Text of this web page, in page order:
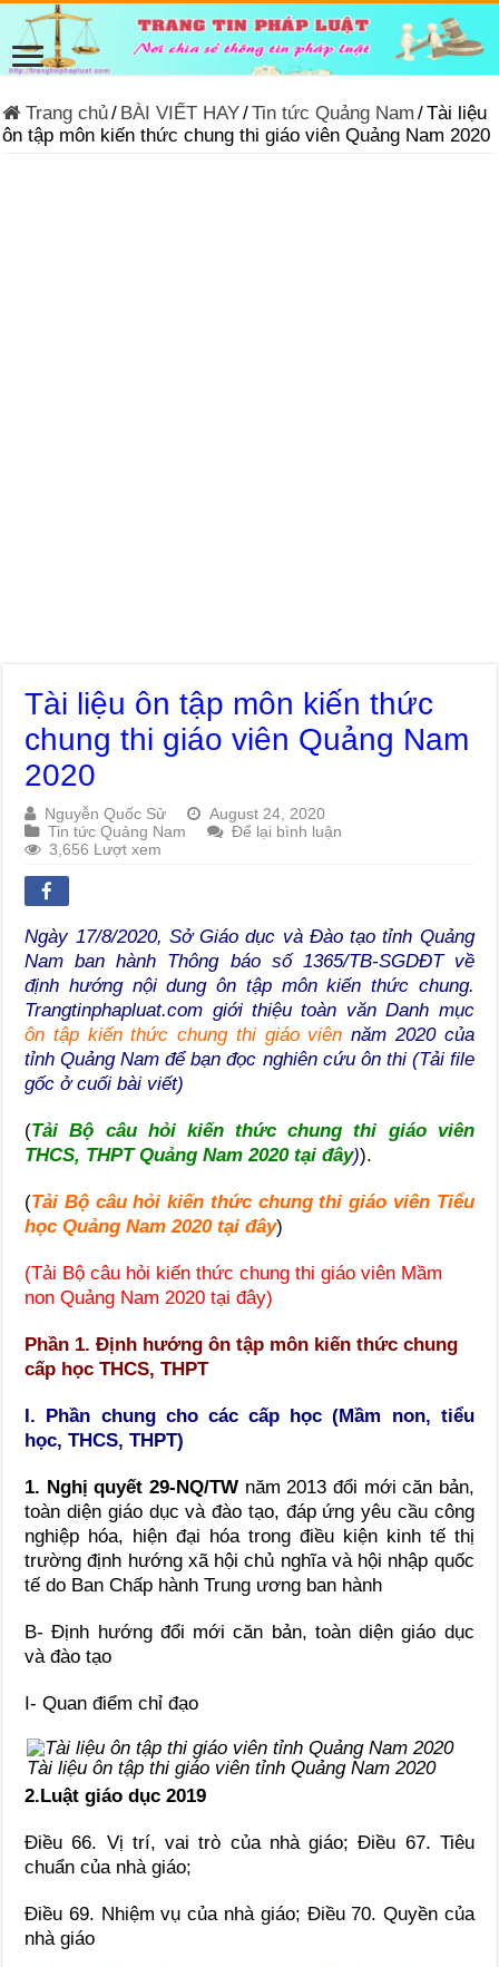
Trang chủ/ BÀI VIẾT HAY/Tin tức Quảng Nam /Tài liệu
ôn tập môn kiến thức chung thi giáo viên Quảng Nam 2020
Tài liệu ôn tập môn kiến thức
chung thi giáo viên Quảng Nam
2020
Nguyễn Quốc Sử
August 24, 2020
Tin tức Quảng Nam
Để lại bình luận
3,656 Lượt xem
Ngày 17/8/2020, Sở Giáo dục và Đào tạo tỉnh Quảng
Nam ban hành Thông báo số 1365/TB-SGDĐT về
định hướng nội dung ôn tập môn kiến thức chung.
Trangtinphapluat.com giới thiệu toàn văn Danh mục
ôn tập kiến thức chung thi giáo viên năm 2020 của
tỉnh Quảng Nam để bạn đọc nghiên cứu ôn thi (Tải file
gốc ở cuối bài viết)
(Tải Bộ câu hỏi kiến thức chung thi giáo viên
THCS, THPT Quảng Nam 2020 tại đây)).
(Tải Bộ câu hỏi kiến thức chung thi giáo viên Tiểu
học Quảng Nam 2020 tại đây)
(Tải Bộ câu hỏi kiến thức chung thi giáo viên Mầm
non Quảng Nam 2020 tại đây)
Phần 1. Định hướng ôn tập môn kiến thức chung
cấp học THCS, THPT
I. Phần chung cho các cấp học (Mầm non, tiểu
học, THCS, THPT)
1. Nghị quyết 29-NQ/TW năm 2013 đổi mới căn bản,
toàn diện giáo dục và đào tạo, đáp ứng yêu cầu công
nghiệp hóa, hiện đại hóa trong điều kiện kinh tế thị
trường định hướng xã hội chủ nghĩa và hội nhập quốc
tế do Ban Chấp hành Trung ương ban hành
B- Định hướng đổi mới căn bản, toàn diện giáo dục
và đào tạo
I- Quan điểm chỉ đạo
Tài liệu ôn tập thi giáo viên tỉnh Quảng Nam 2020
2.Luật giáo dục 2019
Điều 66. Vị trí, vai trò của nhà giáo;Điều 67. Tiêu
chuẩn của nhà giáo;
Điều 69. Nhiệm vụ của nhà giáo; Điều 70. Quyền của
nhà giáo